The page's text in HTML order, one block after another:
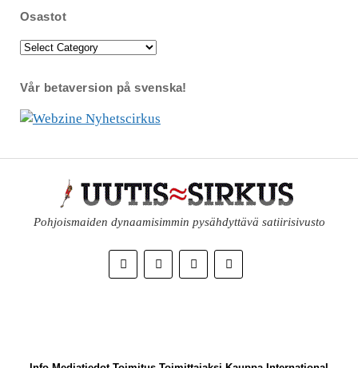
Osastot
Osastot
Vår betaversion på svenska!
Pohjoismaiden dynaamisimmin pysähdyttävä satiirisivusto